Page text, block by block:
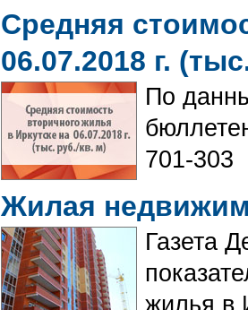
Средняя
06.07.2018 г.
По
701-303
Жилая
​​​​​​​Газета
жилья в